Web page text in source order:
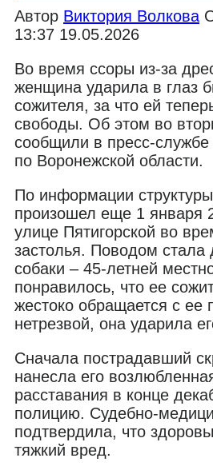
Автор Виктория Волкова
13:37 19.05.2026
Во время ссоры из-за
женщина ударила в глаз
сожителя, за что ей
свободы. Об этом во
сообщили в пресс-
по Воронежской области.
По информации
произошел еще 1 января
улице Пятигорской во
застолья. Поводом стала
собаки – 45-летней
понравилось, что ее
жестоко обращается с ее
нетрезвой, она ударила
Сначала пострадавший
нанесла его
расставания в конце
полицию. Судебно-
подтвердила, что
тяжкий вред.